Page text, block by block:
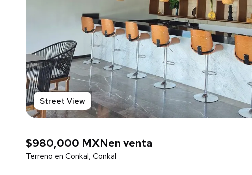
Street View
$980,000 MXNen venta
Terreno en Conkal, Conkal